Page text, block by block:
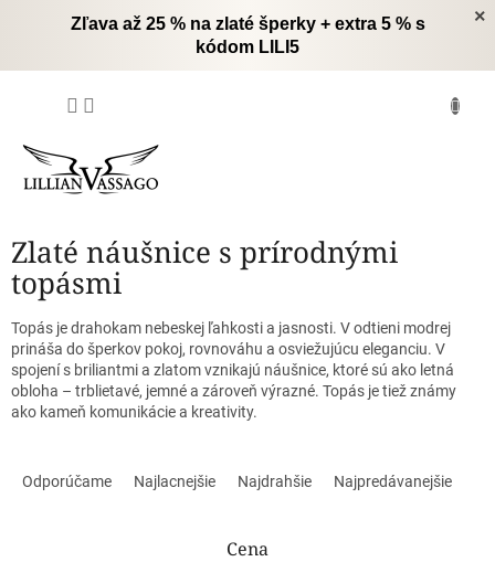
×
Zľava až 25 % na zlaté šperky + extra 5 % s
kódom LILI5
Zlaté náušnice s prírodnými
topásmi
Topás je drahokam nebeskej ľahkosti a jasnosti. V odtieni modrej
prináša do šperkov pokoj, rovnováhu a osviežujúcu eleganciu. V
spojení s briliantmi a zlatom vznikajú náušnice, ktoré sú ako letná
obloha – trblietavé, jemné a zároveň výrazné. Topás je tiež známy
ako kameň komunikácie a kreativity.
Odporúčame Najlacnejšie Najdrahšie Najpredávanejšie
Cena